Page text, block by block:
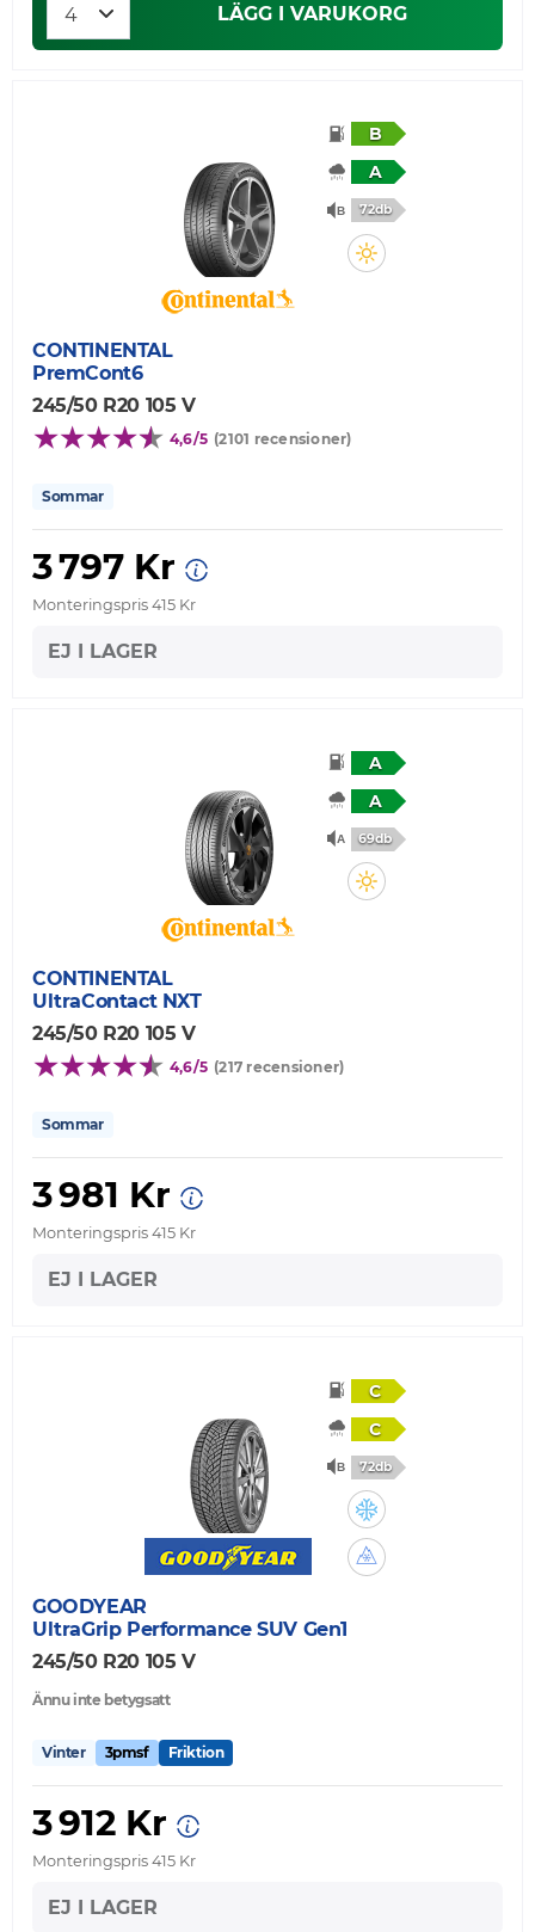
LÄGG I VARUKORG
B
A
72db
CONTINENTAL
PremCont6
245/50 R20 105 V
4,6/5 (2101 recensioner)
Sommar
3 797 Kr
Monteringspris 415 Kr
EJ I LAGER
A
A
69db
CONTINENTAL
UltraContact NXT
245/50 R20 105 V
4,6/5 (217 recensioner)
Sommar
3 981 Kr
Monteringspris 415 Kr
EJ I LAGER
C
C
72db
GOODYEAR
UltraGrip Performance SUV Gen1
245/50 R20 105 V
Ännu inte betygsatt
Vinter 3pmsf Friktion
3 912 Kr
Monteringspris 415 Kr
EJ I LAGER